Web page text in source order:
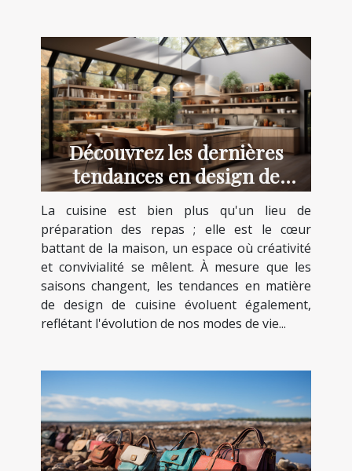
Découvrez les dernières
tendances en design de
cuisine pour 2023
La cuisine est bien plus qu'un lieu de
préparation des repas ; elle est le cœur
battant de la maison, un espace où créativité
et convivialité se mêlent. À mesure que les
saisons changent, les tendances en matière
de design de cuisine évoluent également,
reflétant l'évolution de nos modes de vie...